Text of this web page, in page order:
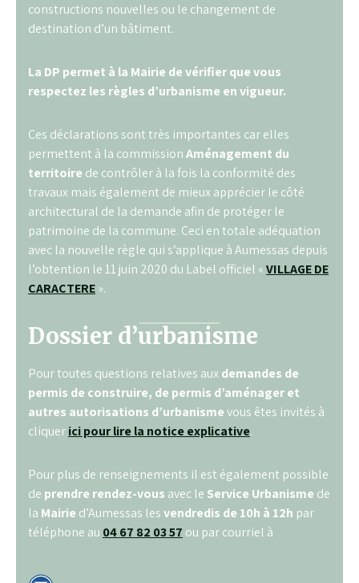
constructions nouvelles ou le changement de
destination d’un bâtiment.
La DP permet à la Mairie de vérifier que vous
respectez les règles d’urbanisme en vigueur.
Ces déclarations sont très importantes car elles
permettent à la commissionAménagement du
territoire de contrôler à la fois la conformité des
travaux mais également de mieux apprécier le côté
architectural de la demande afin de protéger le
patrimoine de la commune. Ceci en totale adéquation
avec la nouvelle règle qui s’applique à Aumessas depuis
l’obtention le 11 juin 2020 du Label officiel «VILLAGE DE
CARACTERE».
Dossier d’urbanisme
Pour toutes questions relatives auxdemandes de
permis de construire, de permis d’aménager et
autres autorisations d’urbanismevous êtes invités à
cliquerici pour lire la notice explicative.
Pour plus de renseignements il est également possible
de prendre rendez-vous avec le Service Urbanisme de
la Mairie d’Aumessas lesvendredis de 10h à 12h par
téléphone au 04 67 82 03 57 ou par courriel à